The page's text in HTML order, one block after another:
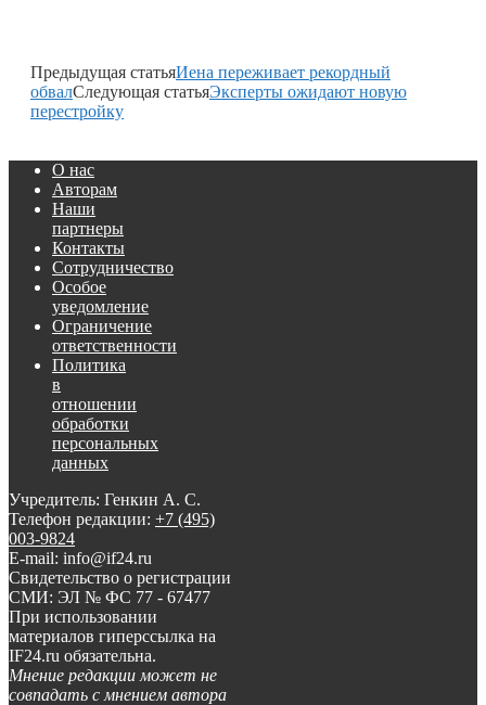
Предыдущая статьяИена переживает рекордный
обвалСледующая статьяЭксперты ожидают новую
перестройку
О нас
Авторам
Наши
партнеры
Контакты
Сотрудничество
Особое
уведомление
Ограничение
ответственности
Политика
в
отношении
обработки
персональных
данных
Учредитель: Генкин А. С.
Телефон редакции: +7 (495)
003-9824
E-mail: info@if24.ru
Свидетельство о регистрации
СМИ: ЭЛ № ФС 77 - 67477
При использовании
материалов гиперссылка на
IF24.ru обязательна.
Мнение редакции может не
совпадать с мнением автора